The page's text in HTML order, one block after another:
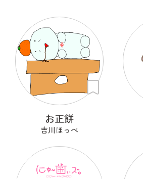
お正餅
吉川ほっぺ